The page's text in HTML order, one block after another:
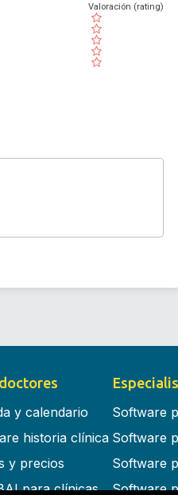
( )
( )
( )
( )
( )
Valoración (rating)
y calendario
historia clínica
y precios
para clínicas
Software
Software
Software
Software